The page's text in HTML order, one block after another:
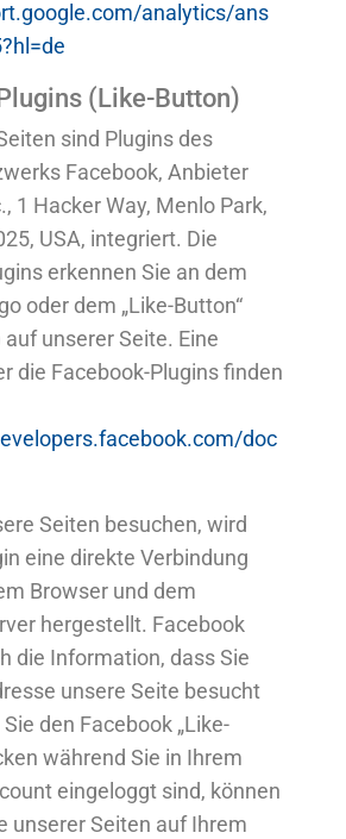
analytics/ans
(Like-Button)
sind Plugins des
Facebook, Anbieter
., 1 Hacker Way, Menlo Park,
USA, integriert. Die
erkennen Sie an dem
oder dem „Like-Button“
auf unserer Seite. Eine
die Facebook-Plugins finden
doc
Seiten besuchen, wird
eine direkte Verbindung
Browser und dem
hergestellt. Facebook
die Information, dass Sie
unsere Seite besucht
den Facebook „Like-
während Sie in Ihrem
eingeloggt sind, können
unserer Seiten auf Ihrem